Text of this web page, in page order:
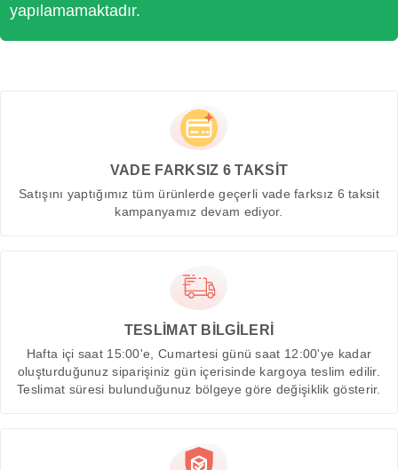
yapılamamaktadır.
VADE FARKSIZ 6 TAKSİT
Satışını yaptığımız tüm ürünlerde geçerli vade farksız 6 taksit
kampanyamız devam ediyor.
TESLİMAT BİLGİLERİ
Hafta içi saat 15:00'e, Cumartesi günü saat 12:00'ye kadar
oluşturduğunuz siparişiniz gün içerisinde kargoya teslim edilir.
Teslimat süresi bulunduğunuz bölgeye göre değişiklik gösterir.